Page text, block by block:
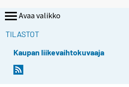
Avaa valikko
TILASTOT
Kaupan liikevaihtokuvaaja